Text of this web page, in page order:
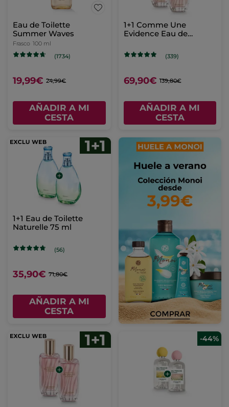
Eau de Toilette
Summer Waves
Frasco 100 ml
(1734)
19,99€ 24,99€
AÑADIR A MI
CESTA
1+1 Comme Une
Evidence Eau de
(339)
69,90€ 139,80€
AÑADIR A MI
CESTA
1+1 Eau de Toilette
Naturelle 75 ml
(56)
35,90€ 71,80€
AÑADIR A MI
CESTA
-44%